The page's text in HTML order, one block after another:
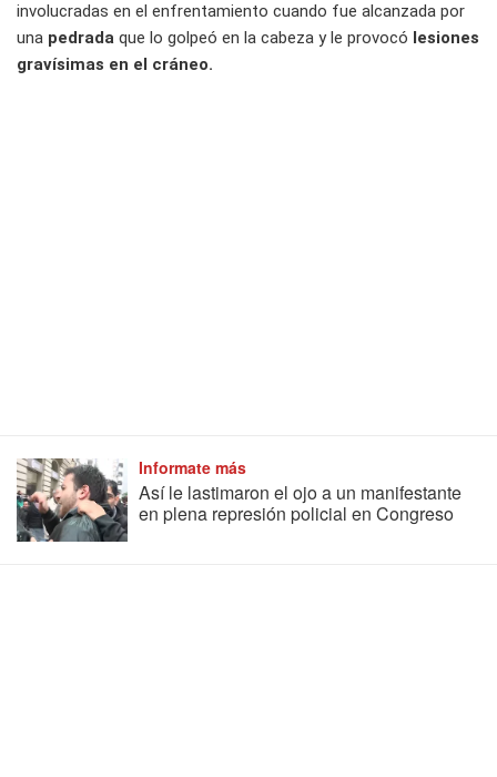
involucradas en el enfrentamiento cuando fue alcanzada por
una pedrada que lo golpeó en la cabeza y le provocó lesiones
gravísimas en el cráneo.
Informate más
Así le lastimaron el ojo a un manifestante
en plena represión policial en Congreso